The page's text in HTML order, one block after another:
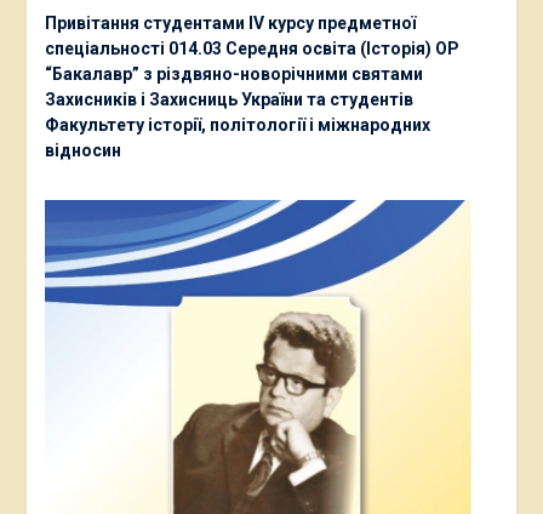
Привітання студентами ІV курсу предметної
спеціальності 014.03 Середня освіта (Історія) ОР
“Бакалавр” з різдвяно-новорічними святами
Захисників і Захисниць України та студентів
Факультету історії, політології і міжнародних
відносин